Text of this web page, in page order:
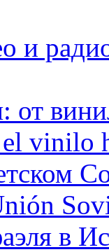
и
от
vinilo
в